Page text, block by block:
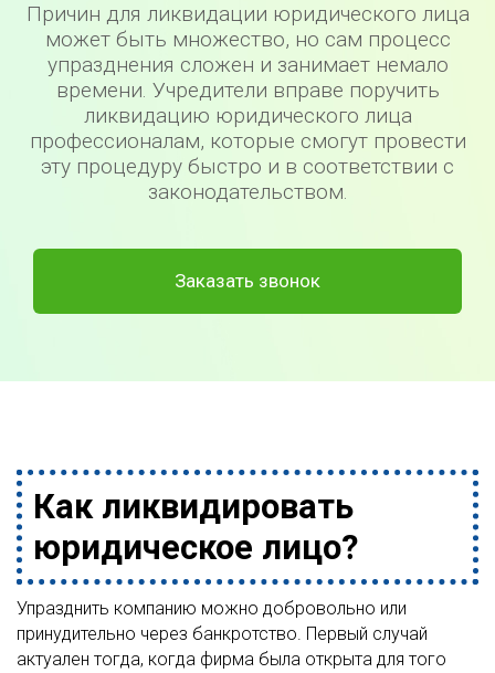
Причин для ликвидации юридического лица
может быть множество, но сам процесс
упразднения сложен и занимает немало
времени. Учредители вправе поручить
ликвидацию юридического лица
профессионалам, которые смогут провести
эту процедуру быстро и в соответствии с
законодательством.
Заказать звонок
Как ликвидировать
юридическое лицо?
Упразднить компанию можно добровольно или
принудительно через банкротство. Первый случай
актуален тогда, когда фирма была открыта для того